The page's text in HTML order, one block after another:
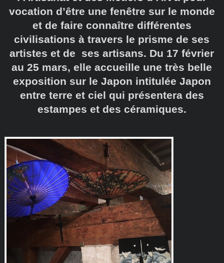
vocation d’être une fenêtre sur le monde
et de faire connaître différentes
civilisations à travers le prisme de ses
artistes et de ses artisans. Du 17 février
au 25 mars, elle accueille une très belle
exposition sur le Japon intitulée Japon
entre terre et ciel qui présentera des
estampes et des céramiques.